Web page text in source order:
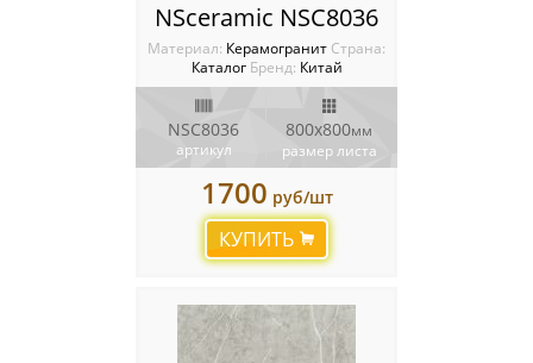
NSceramic NSC8036
Материал: Керамогранит Cтрана:
Каталог Бренд: Китай
NSC8036
артикул
800x800мм
размер листа
1700 руб/шт
КУПИТЬ